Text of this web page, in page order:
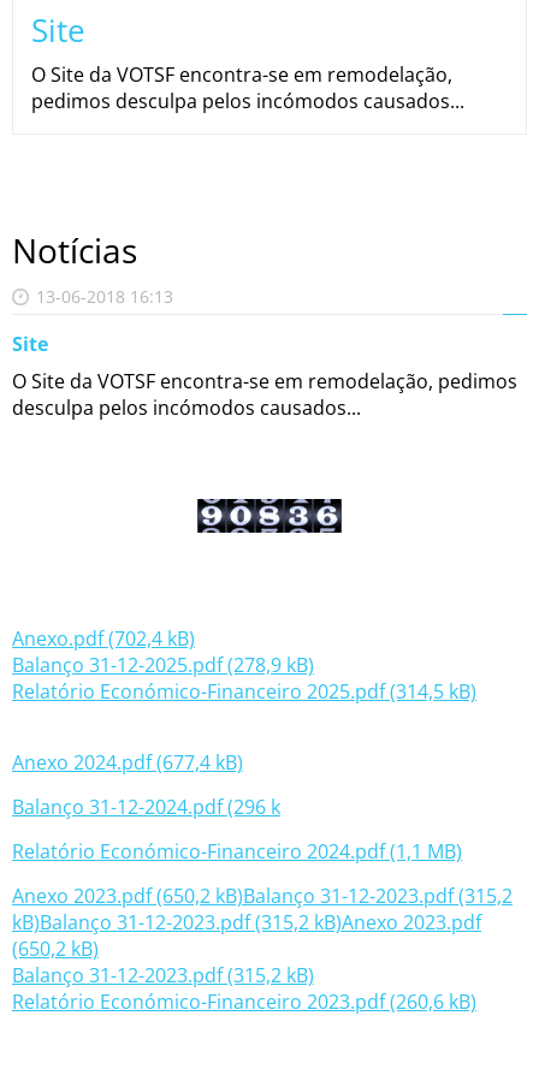
Site
O Site da VOTSF encontra-se em remodelação,
pedimos desculpa pelos incómodos causados...
Notícias
13-06-2018 16:13
Site
O Site da VOTSF encontra-se em remodelação, pedimos
desculpa pelos incómodos causados...
Anexo.pdf (702,4 kB)
Balanço 31-12-2025.pdf (278,9 kB)
Relatório Económico-Financeiro 2025.pdf (314,5 kB)
Anexo 2024.pdf (677,4 kB)
Balanço 31-12-2024.pdf (296 k
Relatório Económico-Financeiro 2024.pdf (1,1 MB)
Anexo 2023.pdf (650,2 kB)Balanço 31-12-2023.pdf (315,2
kB)Balanço 31-12-2023.pdf (315,2 kB)Anexo 2023.pdf
(650,2 kB)
Balanço 31-12-2023.pdf (315,2 kB)
Relatório Económico-Financeiro 2023.pdf (260,6 kB)